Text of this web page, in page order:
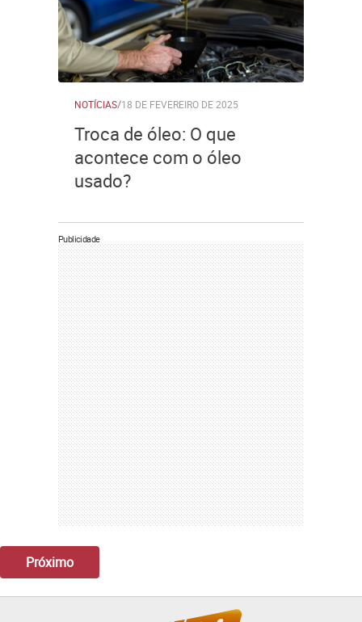
NOTÍCIAS/18 DE FEVEREIRO DE 2025
Troca de óleo: O que
acontece com o óleo
usado?
Publicidade
Próximo